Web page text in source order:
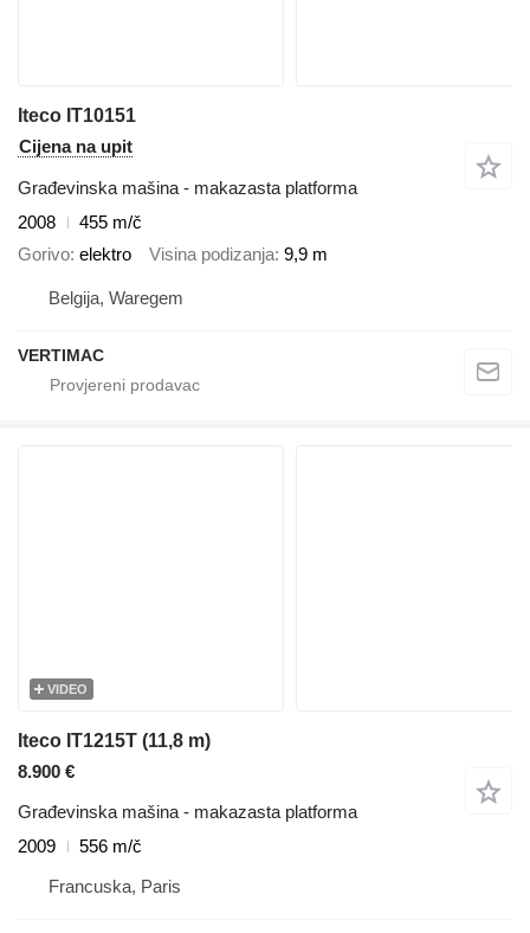
Iteco IT10151
Cijena na upit
Građevinska mašina - makazasta platforma
2008
455 m/č
Gorivo elektro Visina podizanja 9,9 m
Belgija, Waregem
VERTIMAC
VIDEO
Iteco IT1215T (11,8 m)
8.900 €
Građevinska mašina - makazasta platforma
2009
556 m/č
Francuska, Paris